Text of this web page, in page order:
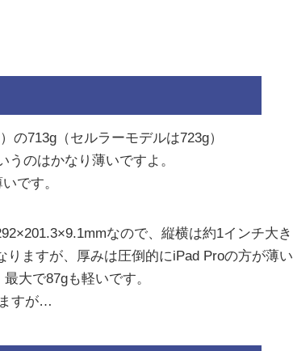
の713g（セルラーモデルは723g）
のはかなり薄いですよ。
です。
なので、縦横は約1インチ大き
りますが、厚みは圧倒的にiPad Proの方が薄い
大で87gも軽いです。
すが…